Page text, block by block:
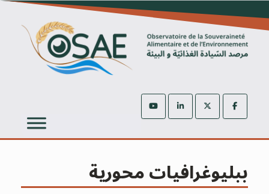
Skip
to
content
ببليوغرافيات محورية